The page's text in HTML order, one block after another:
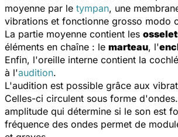
moyenne par le tympan, une
vibrations et fonctionne grosso modo
La partie moyenne contient les
éléments en chaîne : le marteau, l'
Enfin, l'oreille interne contient la
à l'audition.
L'audition est possible grâce aux
Celles-ci circulent sous forme
amplitude qui détermine si le son est
fréquence des ondes permet de